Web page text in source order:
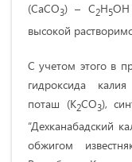
(СаСО3) – С2Н5
высокой
С учетом этого в
гидроксида
поташ (К2СО3),
“Дехканабадский
обжигом